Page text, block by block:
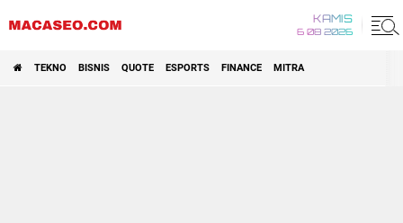
KAMIS
6 08 2026
TEKNO BISNIS QUOTE ESPORTS FINANCE MITRA